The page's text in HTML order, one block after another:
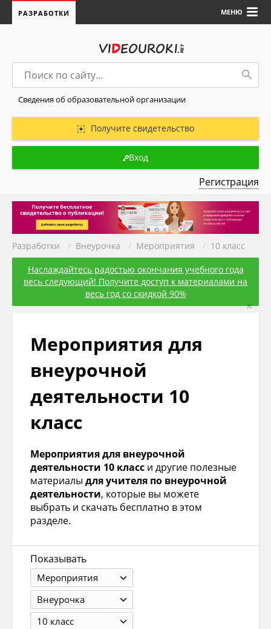
МЕНЮ
РАЗРАБОТКИ
Сведения об образовательной организации
Получите свидетельство
Вход
Регистрация
Разработки / Внеурочка / Мероприятия / 10 класс
Наслаждайтесь радостью окончания учебного года
весь следующий! Получите доступ к материалами на
весь год со скидкой 90%
×
Мероприятия для
внеурочной
деятельности 10
класс
Мероприятия для внеурочной
деятельности 10 класс и другие полезные
материалы для учителя по внеурочной
деятельности, которые вы можете
выбрать и скачать бесплатно в этом
разделе.
Показывать
Мероприятия
Внеурочка
10 класс